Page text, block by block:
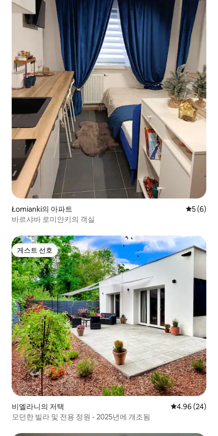
Łomianki의 아파트 평점 5점
5 (6)
바르샤바 로미안키의 객실
게스트 선호
게스트 선호
비엘라니의 저택 평점 4.96점(5
4.96 (24)
모던한 빌라 및 전용 정원 - 2025년에 개조됨